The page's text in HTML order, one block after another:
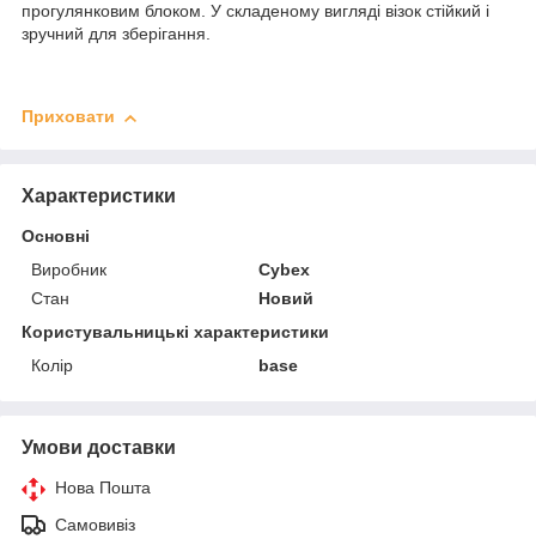
прогулянковим блоком. У складеному вигляді візок стійкий і
зручний для зберігання.
Приховати
Характеристики
Основні
Виробник
Cybex
Стан
Новий
Користувальницькі характеристики
Колір
base
Умови доставки
Нова Пошта
Самовивіз